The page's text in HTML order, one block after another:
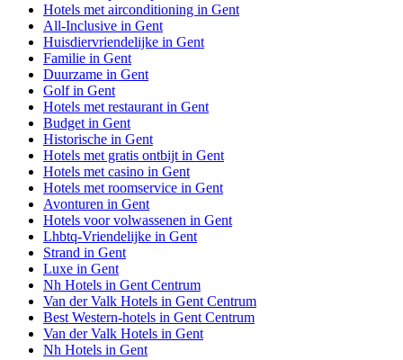
Hotels met airconditioning in Gent
All-Inclusive in Gent
Huisdiervriendelijke in Gent
Familie in Gent
Duurzame in Gent
Golf in Gent
Hotels met restaurant in Gent
Budget in Gent
Historische in Gent
Hotels met gratis ontbijt in Gent
Hotels met casino in Gent
Hotels met roomservice in Gent
Avonturen in Gent
Hotels voor volwassenen in Gent
Lhbtq-Vriendelijke in Gent
Strand in Gent
Luxe in Gent
Nh Hotels in Gent Centrum
Van der Valk Hotels in Gent Centrum
Best Western-hotels in Gent Centrum
Van der Valk Hotels in Gent
Nh Hotels in Gent